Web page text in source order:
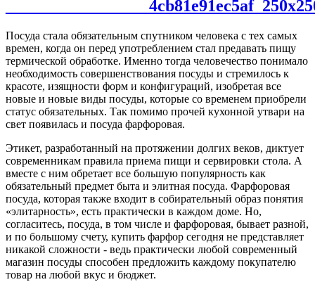
Посуда стала обязательным спутником человека с тех самых
времен, когда он перед употреблением стал предавать пищу
термической обработке. Именно тогда человечество понимало
необходимость совершенствования посуды и стремилось к
красоте, изящности форм и конфигураций, изобретая все
новые и новые виды посуды, которые со временем приобрели
статус обязательных. Так помимо прочей кухонной утвари на
свет появилась и посуда фарфоровая.
Этикет, разработанный на протяжении долгих веков, диктует
современникам правила приема пищи и сервировки стола. А
вместе с ним обретает все большую популярность как
обязательный предмет быта и элитная посуда. Фарфоровая
посуда, которая также входит в собирательный образ понятия
«элитарность», есть практически в каждом доме. Но,
согласитесь, посуда, в том числе и фарфоровая, бывает разной,
и по большому счету, купить фарфор сегодня не представляет
никакой сложности - ведь практически любой современный
магазин посуды способен предложить каждому покупателю
товар на любой вкус и бюджет.